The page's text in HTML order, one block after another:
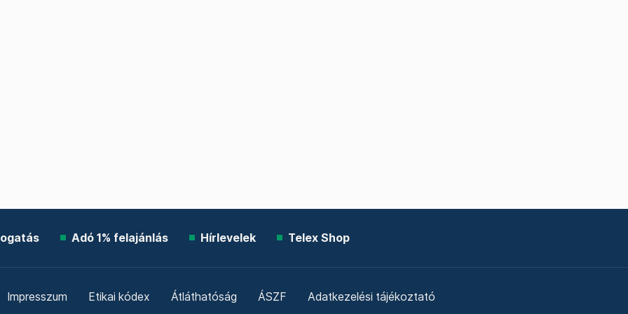
Adó 1% felajánlás Hírlevelek Telex Shop
Impresszum Etikai kódex Átláthatóság ÁSZF Adatkezelési tájékoztató